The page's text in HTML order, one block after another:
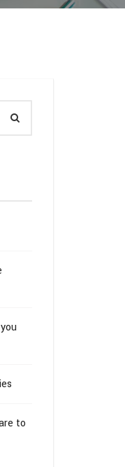
to